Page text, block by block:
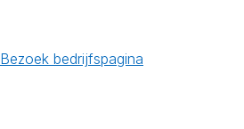
Bezoek bedrijfspagina